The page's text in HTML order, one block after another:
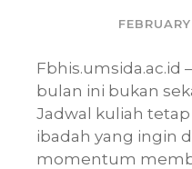
Fbhis.umsida.ac.id
bulan ini bukan
Jadwal kuliah
ibadah yang ingin
momentum